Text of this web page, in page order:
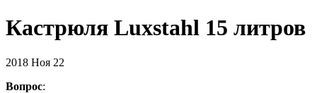
Кастрюля Luxstahl 15 литров
2018 Ноя 22
Вопрос: